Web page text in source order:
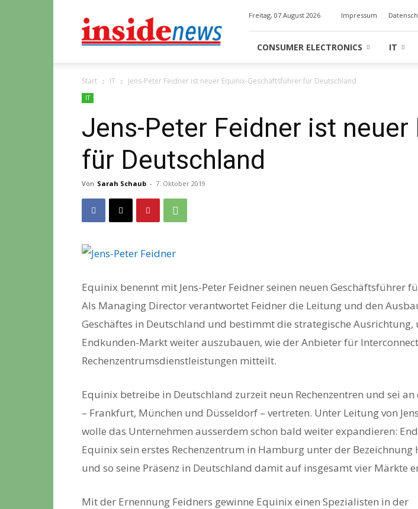
Freitag, 07.August 2026 Impressum
CONSUMER ELECTRONICS IT
Start IT Jens-Peter Feidner ist neuer Equinix-Geschäftsführer für Deutschland
IT
Jens-Peter Feidner ist
für Deutschland
Von Sarah Schaub - 7. Oktober 2019
Equinix benennt mit Jens-Peter Feidner seinen neuen Geschäftsführer
Als Managing Director verantwortet Feidner die Leitung und den
Geschäftes in Deutschland und bestimmt die strategische Ausrichtung,
Endkunden-Markt weiter auszubauen, wie der Anbieter für
Rechenzentrumsdienstleistungen mitteilt.
Equinix betreibe in Deutschland zurzeit neun Rechenzentren und sei
– Frankfurt, München und Düsseldorf – vertreten. Unter Leitung von
wolle das Unternehmen ausserdem schon bald weiter expandieren:
Equinix sein erstes Rechenzentrum in Hamburg unter der Bezeichnung
und so seine Präsenz in Deutschland damit auf insgesamt vier Märkte
Mit der Ernennung Feidners gewinne Equinix einen Spezialisten in der